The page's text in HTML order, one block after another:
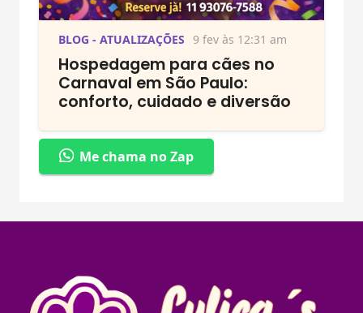
BLOG - ATUALIZAÇÕES 9 fev às 12:31 am
Hospedagem para cães no
Carnaval em São Paulo:
conforto, cuidado e diversão
Me chama no Zap